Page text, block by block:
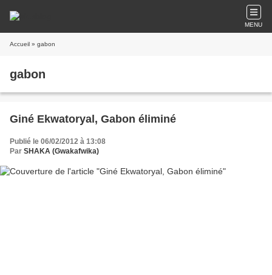
MENU
Accueil » gabon
gabon
Giné Ekwatoryal, Gabon éliminé
Publié le 06/02/2012 à 13:08
Par SHAKA (Gwakafwika)